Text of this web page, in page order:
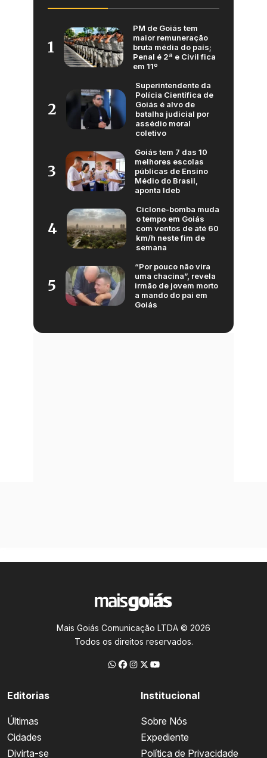
1
PM de Goiás tem
maior remuneração
bruta média do país;
Penal é 2ª e Civil fica
em 11º
2
Superintendente da
Polícia Científica de
Goiás é alvo de
batalha judicial por
assédio moral
coletivo
3
Goiás tem 7 das 10
melhores escolas
públicas de Ensino
Médio do Brasil,
aponta Ideb
4
Ciclone-bomba muda
o tempo em Goiás
com ventos de até 60
km/h neste fim de
semana
5
“Por pouco não vira
uma chacina”, revela
irmão de jovem morto
a mando do pai em
Goiás
Mais Goiás Comunicação LTDA © 2026
Todos os direitos reservados.
Editorias
Últimas
Cidades
Divirta-se
Institucional
Sobre Nós
Expediente
Política de Privacidade